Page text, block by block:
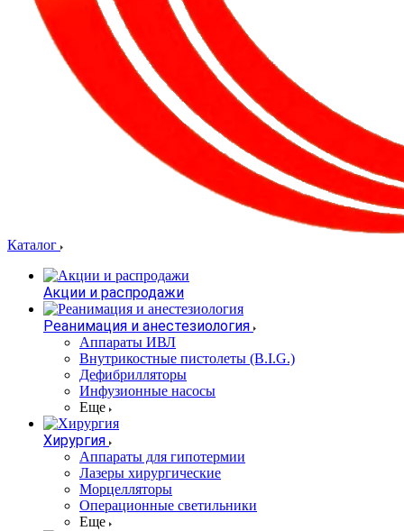
Каталог
Акции и распродажи
Реанимация и анестезиология
Аппараты ИВЛ
Внутрикостные пистолеты (B.I.G.)
Дефибрилляторы
Инфузионные насосы
Еще
Хирургия
Аппараты для гипотермии
Лазеры хирургические
Морцелляторы
Операционные светильники
Еще